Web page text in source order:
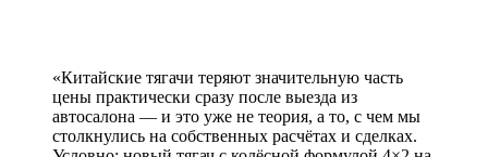
«Китайские тягачи теряют значительную часть
цены практически сразу после выезда из
автосалона — и это уже не теория, а то, с чем мы
столкнулись на собственных расчётах и сделках.